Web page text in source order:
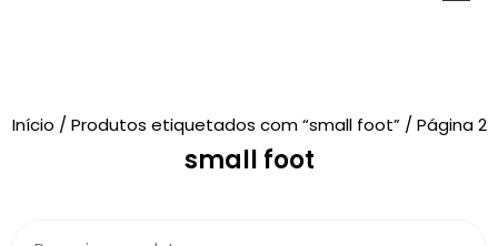
Brinquedos
Início / Produtos etiquetados com “small foot”/ Página 2
small foot